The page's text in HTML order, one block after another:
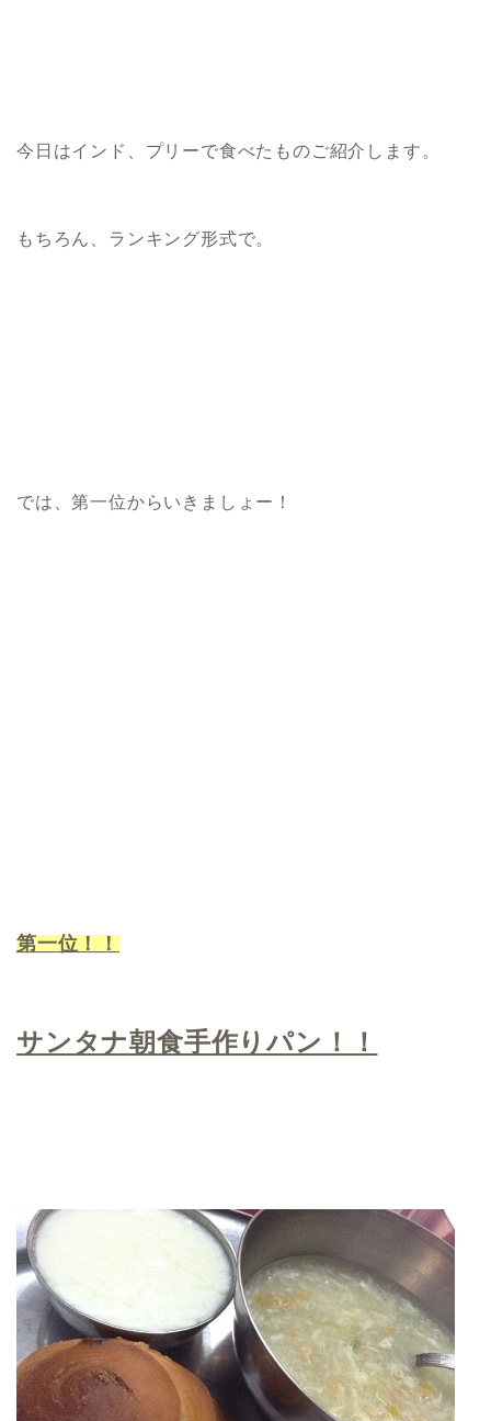
今日はインド、プリーで食べたものご紹介します。
もちろん、ランキング形式で。
では、第一位からいきましょー！
第一位！！
サンタナ朝食手作りパン！！